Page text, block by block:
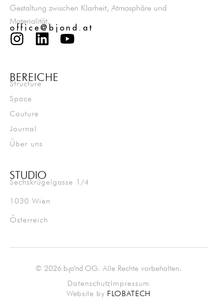
Gestaltung zwischen Klarheit, Atmosphäre und
Materialität.
office@bjond.at
BEREICHE
Structure
Space
Couture
Journal
Über uns
STUDIO
Sechskrügelgasse 1/4
1030 Wien
Österreich
© 2026 bjondOG. Alle Rechte vorbehalten.
DatenschutzImpressum
Website by FLOBATECH